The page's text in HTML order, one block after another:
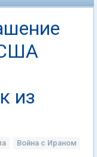
из
Война с Ираном